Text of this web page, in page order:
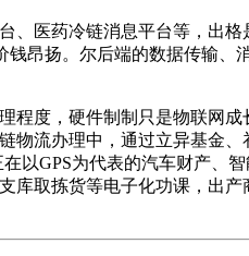
医药冷链消息平台等，出格
昂扬。尔后端的数据传输、
度，硬件制制只是物联网成
流办理中，通过立异基金、
以GPS为代表的汽车财产、
库取拣货等电子化功课，出产